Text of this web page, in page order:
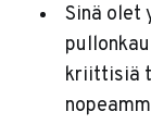
Sinä olet
kriittisiä